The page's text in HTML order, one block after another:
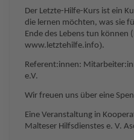
Der Letzte-Hilfe-Kurs ist ein
die lernen möchten, was sie
Ende des Lebens tun
www.letztehilfe.info).
Referent:innen:
e.V.
Wir freuen uns über eine
Eine Veranstaltung in
Malteser Hilfsdienstes e. V.